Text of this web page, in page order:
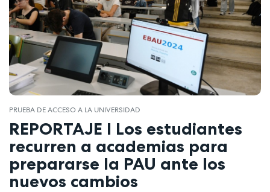
PRUEBA DE ACCESO A LA UNIVERSIDAD
REPORTAJE I Los estudiantes
recurren a academias para
prepararse la PAU ante los
nuevos cambios